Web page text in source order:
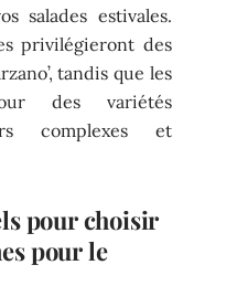
salades estivales.
privilégieront des
tandis que les
des variétés
complexes et
pour choisir
pour le